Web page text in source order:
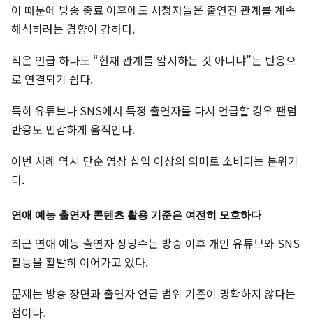
이 때문에 방송 종료 이후에도 시청자들은 출연진 관계를 계속
해석하려는 경향이 강하다.
작은 언급 하나도 “현재 관계를 암시하는 것 아니냐”는 반응으
로 연결되기 쉽다.
특히 유튜브나 SNS에서 특정 출연자를 다시 언급할 경우 팬덤
반응도 민감하게 움직인다.
이번 사례 역시 단순 영상 삽입 이상의 의미로 소비되는 분위기
다.
연애 예능 출연자 콘텐츠 활용 기준은 여전히 모호하다
최근 연애 예능 출연자 상당수는 방송 이후 개인 유튜브와 SNS
활동을 활발히 이어가고 있다.
문제는 방송 장면과 출연자 언급 범위 기준이 명확하지 않다는
점이다.